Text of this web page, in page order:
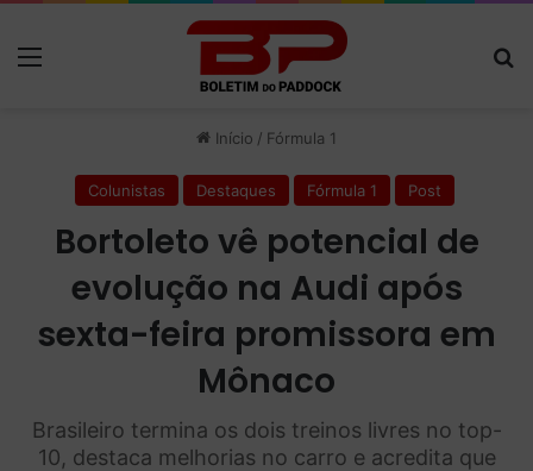
Início / Fórmula 1
Colunistas Destaques Fórmula 1 Post
Bortoleto vê potencial de
evolução na Audi após
sexta-feira promissora em
Mônaco
Brasileiro termina os dois treinos livres no top-
10, destaca melhorias no carro e acredita que